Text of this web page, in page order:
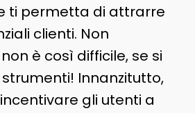
ti permetta di attrarre
clienti. Non
è così difficile, se si
Innanzitutto,
gli utenti a